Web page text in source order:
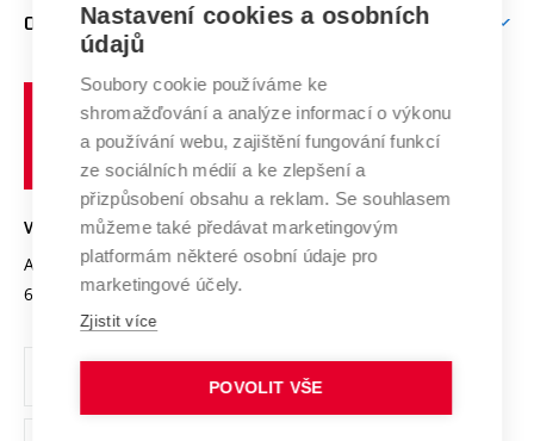
E-přihláška
Doktorské studium
Podpora podnikání
Mezinárodní vědecká rada
Systém zajišťování kvality výzkumu
Výzkumné infrastruktury
Transfer znalostí
Open Science
Projekty
Projekty ze strukturálních fondů
Specifický výzkum
Zahraniční spolupráce
Spolupráce se školami
Služby univerzity
Mezinárodní dohody
Univerzitní sítě
O UNIVERZITĚ
Profil univerzity
Udržitelná univerzita
Podnikavá univerzita / ContriBUTe
Bezpečná univerzita
Vyznamenání
Organizační struktura
Ochrana osobních údajů
učení
technické
VYSOKÉ UČENÍ TECHNICKÉ V BRNĚ
Antonínská 548/1
602 00 Brno
www.vut.cz
vut@vutbr.cz
Nastavení cookies a osobních
údajů
Soubory cookie používáme ke
shromažďování a analýze informací o výkonu
a používání webu, zajištění fungování funkcí
ze sociálních médií a ke zlepšení a
přizpůsobení obsahu a reklam. Se souhlasem
můžeme také předávat marketingovým
platformám některé osobní údaje pro
marketingové účely.
Zjistit více
POVOLIT VŠE